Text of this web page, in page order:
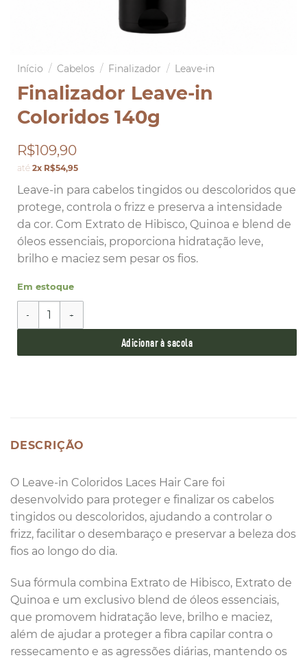
Início / Cabelos / Finalizador / Leave-in
Finalizador Leave-in
Coloridos 140g
R$109,90
até 2x R$54,95
Leave-in para cabelos tingidos ou descoloridos que
protege, controla o frizz e preserva a intensidade
da cor. Com Extrato de Hibisco, Quinoa e blend de
óleos essenciais, proporciona hidratação leve,
brilho e maciez sem pesar os fios.
Em estoque
Finalizador Leave-in Coloridos 140g quantidade
Adicionar à sacola
DESCRIÇÃO
O Leave-in Coloridos Laces Hair Care foi
desenvolvido para proteger e finalizar os cabelos
tingidos ou descoloridos, ajudando a controlar o
frizz, facilitar o desembaraço e preservar a beleza dos
fios ao longo do dia.
Sua fórmula combina Extrato de Hibisco, Extrato de
Quinoa e um exclusivo blend de óleos essenciais,
que promovem hidratação leve, brilho e maciez,
além de ajudar a proteger a fibra capilar contra o
ressecamento e as agressões diárias, mantendo os